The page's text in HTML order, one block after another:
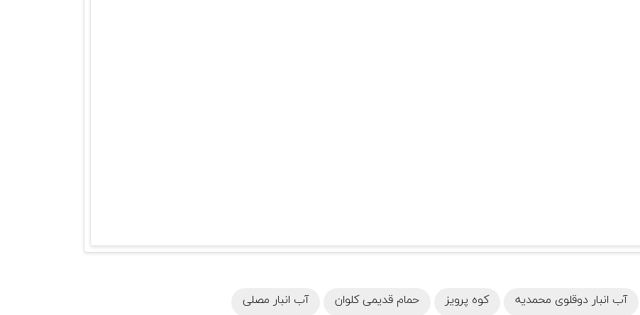
آب انبار دوقلوی محمدیه کوه پرویز حمام قدیمی کلوان
آب انبار مصلی